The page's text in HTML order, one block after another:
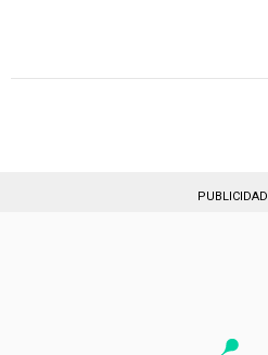
PUBLICIDAD